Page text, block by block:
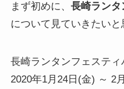
まず初めに、 長崎ランタ
について見ていきたいと
長崎ランタンフェスティ
2020年1月24日(金) ～ 2